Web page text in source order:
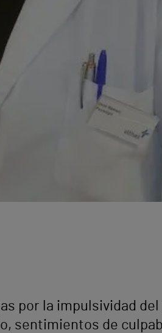
por la impulsividad
sentimientos de